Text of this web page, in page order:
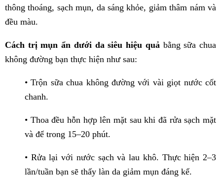
thông thoáng, sạch mụn, da sáng khỏe, giảm thâm nám và
đều màu.
Cách trị mụn ẩn dưới da siêu hiệu quả bằng sữa chua
không đường bạn thực hiện như sau:
• Trộn sữa chua không đường với vài giọt nước cốt
chanh.
• Thoa đều hỗn hợp lên mặt sau khi đã rửa sạch mặt
và để trong 15–20 phút.
• Rửa lại với nước sạch và lau khô. Thực hiện 2–3
lần/tuần bạn sẽ thấy làn da giảm mụn đáng kể.